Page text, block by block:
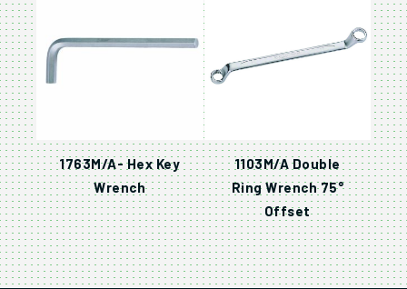
1763M/A- Hex Key
Wrench
1103M/A Double
Ring Wrench 75°
Offset